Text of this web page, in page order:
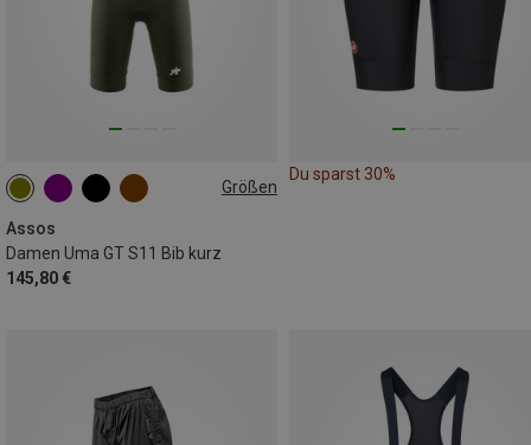
Größen
Assos
Damen Uma GT S11 Bib kurz
145,80 €
XS M
Du sparst 30%